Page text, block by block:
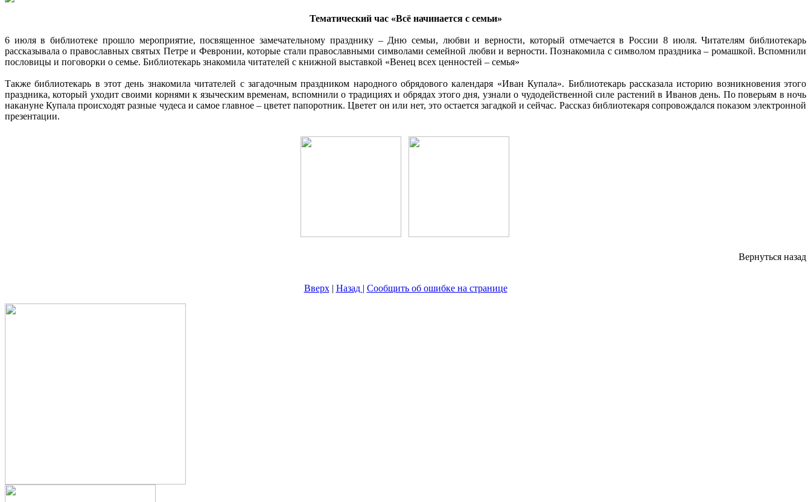
Тематический час «Всё начинается с семьи»
6 июля в библиотеке прошло мероприятие, посвященное замечательному празднику – Дню семьи, любви и верности, который отмечается в России 8 июля. Читателям библиотекарь
рассказывала о православных святых Петре и Февронии, которые стали православными символами семейной любви и верности. Познакомила с символом праздника – ромашкой. Вспомнили
пословицы и поговорки о семье. Библиотекарь знакомила читателей с книжной выставкой «Венец всех ценностей – семья»
Также библиотекарь в этот день знакомила читателей с загадочным праздником народного обрядового календаря «Иван Купала». Библиотекарь рассказала историю возникновения этого
праздника, который уходит своими корнями к языческим временам, вспомнили о традициях и обрядах этого дня, узнали о чудодейственной силе растений в Иванов день. По поверьям в ночь
накануне Купала происходят разные чудеса и самое главное – цветет папоротник. Цветет он или нет, это остается загадкой и сейчас. Рассказ библиотекаря сопровождался показом электронной
презентации.
Вернуться назад
Вверх| Назад | Сообщить об ошибке на странице